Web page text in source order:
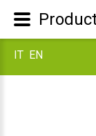
IT EN